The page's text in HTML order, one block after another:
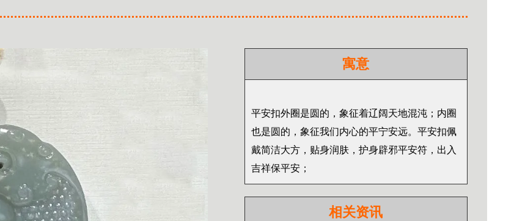
寓意
平安扣外圈是圆的，象征着辽阔天地混沌；内圈
也是圆的，象征我们内心的平宁安远。平安扣佩
戴简洁大方，贴身润肤，护身辟邪平安符，出入
吉祥保平安；
相关资讯